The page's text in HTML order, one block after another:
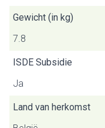
Gewicht (in kg)
7.8
ISDE Subsidie
Ja
Land van herkomst